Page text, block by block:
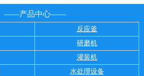
——产品中心——
反应釜
研磨机
灌装机
水处理设备